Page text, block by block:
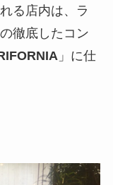
る店内は、ラ
徹底したコン
」に仕